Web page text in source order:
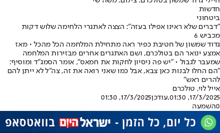
חדשות
ביטחוני
"דברים שלא ראינו אפילו בעזה": הצצה לאתגרי הלחימה שלוש דקות
מכביש 6
גדוד שמשון של חטיבת כפיר ראה מתחילת המלחמה הכל מהכל • מאז
אמצע ינואר הם בטולכרם, ושם האתגרים אחרים מבזירות המלחמה
שמעבר לגבול • "יש פה ניסיון לחקות את חמאס", אומר הסמג"ד ומוסיף:
"הם החלו לבנות כאן צבא, אבל כמו שאני רואה את זה, צה"ל לא ייתן להם
להרים ראש"
אייל לוי, טולכרם
17/3/2025, 01:30
,עודכן17/3/2025, 01:30
0השמעה